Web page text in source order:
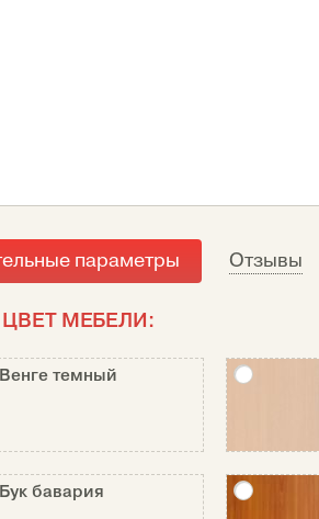
параметры Отзывы
МЕБЕЛИ:
Венге темный
Бук бавария